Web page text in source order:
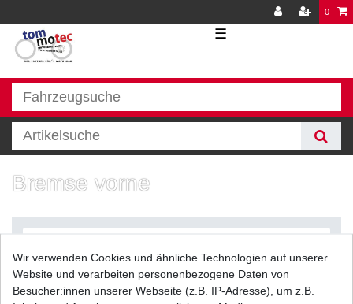
0
☰
Bremse vorne
Wir verwenden Cookies und ähnliche Technologien auf unserer
Website und verarbeiten personenbezogene Daten von
Besucher:innen unserer Webseite (z.B. IP-Adresse), um z.B.